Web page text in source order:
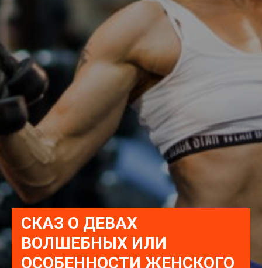
СКАЗ О ДЕВАХ
ВОЛШЕБНЫХ ИЛИ
ОСОБЕННОСТИ ЖЕНСКОГО